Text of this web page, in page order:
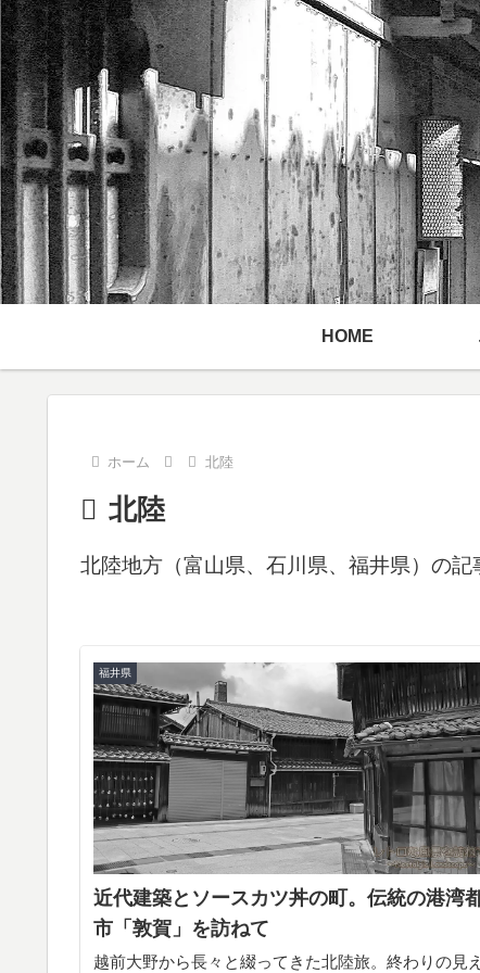
HOME
ホーム 北陸
北陸
北陸地方（富山県、石川県、福井県）の記
福井県
近代建築とソースカツ丼の町。伝統の港湾
市「敦賀」を訪ねて
越前大野から長々と綴ってきた北陸旅。終わりの見え